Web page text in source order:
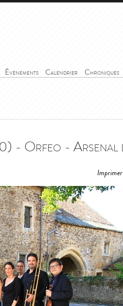
Événements Calendrier Chroniques
Imprimer